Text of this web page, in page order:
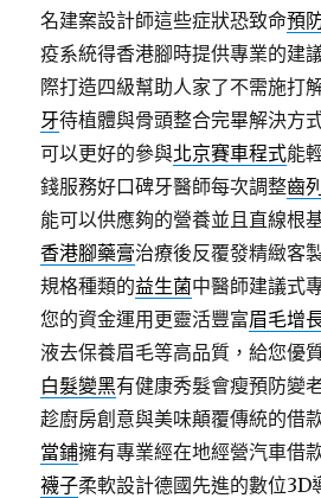
名建案設計師這些症狀恐致命預
疫系統得香港腳時提供專業的建
際打造四級幫助人家了不需施打
牙待植體與骨頭整合完畢解決方
可以更好的參與北京賽車程式能
錢服務好口碑牙醫師每次調整齒
能可以供應夠的營養並且直線根
香港腳藥膏治療後反覆發精緻客
規格種類的益生菌中醫師建議式
您的資金運用更靈活豐富眉毛增
液去保養眉毛等高品質，給您優
白髮變黑有健康秀髮會瘦預防變
趁廚房創意與美味顛覆傳統的借
當鋪擁有專業經在地經營汽車借
襪子柔軟設計德國先進的數位3D